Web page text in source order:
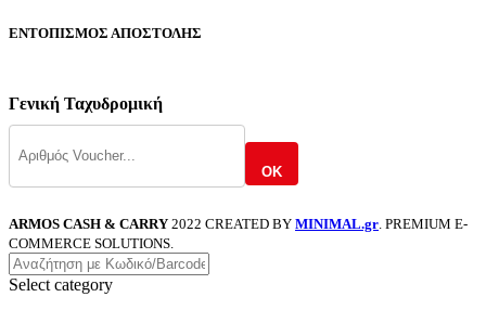
ΕΝΤΟΠΙΣΜΟΣ ΑΠΟΣΤΟΛΗΣ
Γενική Ταχυδρομική
OK
ARMOS CASH & CARRY 2022 CREATED BY MINIMAL.gr . PREMIUM E-
COMMERCE SOLUTIONS.
Select category